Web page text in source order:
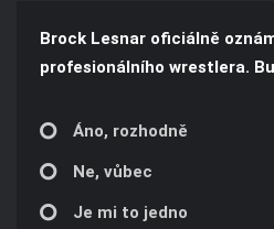
Brock Lesnar oficiálně
profesionálního wrestlera.
Áno, rozhodně
Ne, vůbec
Je mi to jedno